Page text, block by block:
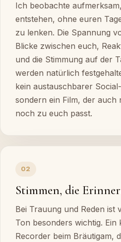
Ich beobachte
entstehen, ohne euren
zu lenken. Die Spannung
Blicke zwischen euch,
und die Stimmung auf der
werden natürlich
kein austauschbarer
sondern ein Film, der auch
noch zu euch passt.
02
Stimmen, die
Bei Trauung und Reden ist
Ton besonders wichtig. Ein
Recorder beim Bräutigam,